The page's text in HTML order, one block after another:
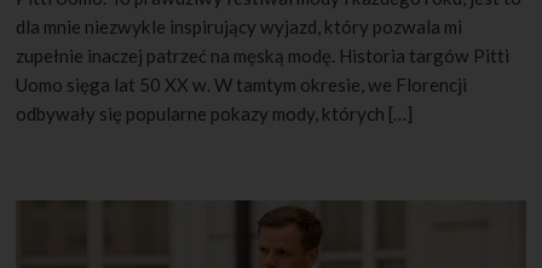
dla mnie niezwykle inspirujący wyjazd, który pozwala mi
zupełnie inaczej patrzeć na męską modę. Historia targów Pitti
Uomo sięga lat 50 XX w. W tamtym okresie, we Florencji
odbywały się popularne pokazy mody, których […]